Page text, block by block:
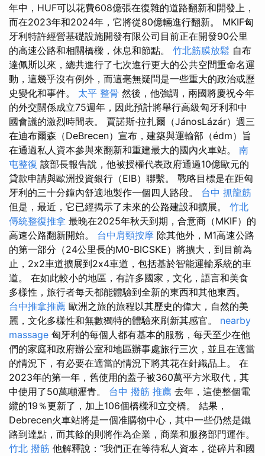
年中，HUF可以花費608億張在復雜的道路翻新和開發上，
而在2023年和2024年，它將從80億輛進行翻新。 MKIF匈
牙利特許經營基礎設施開發有限公司目前正在開發90公里
的高速公路和相關橋樑，休息和節點。 竹北筋膜放鬆 自布
達佩斯以來，總共進行了七次進行更大的公共空間重命名運
動，這幾乎沒有例外，而這毫無疑問是一些重大的政治或歷
史變化和事件。 太平 整骨 然後，他強調，兩國將慶祝今年
的外交關係成立75週年，因此預計將舉行高級匈牙利和中
國會議的激烈時間表。 賈諾斯·拉扎爾（JánosLázár）週三
在迪布爾森（DeBrecen）宣布，建築與運輸部（édm）旨
在通過私人資本參與來翻新和重建最大的國內火車站。 南
屯整復 該部長報告說，他被授權代表政府通過10億歐元的
貸款申請與歐洲投資銀行（EIB）聯繫。 戰略目標是在距匈
牙利的三十分鐘內舒適地製作一個四人路段。 台中 抓龍筋
但是，最近，它已經揭示了未來的公路建設和擴展。 竹北
傳統整復推拿 最晚在2025年秋天到期，合意商（MKIF）的
高速公路翻新開始。 台中肩頸按摩 除其他外，M1高速公路
的第一部分（24公里長的M0-BICSKE）將擴大，到目前為
止，2x2車道擴展到2x4車道，包括基於智能運輸系統的車
道。 在如此較小的地區，有許多國家，文化，語言和美食
多樣性，旅行者每天都能體驗到全新的東西和其他東西。
台中推拿推薦 歐洲之旅的旅程以其歷史的偉大，自然的美
麗，文化多樣性和無數獨特的體驗來刷新其感官。 nearby
massage 匈牙利的每個人都有基本的服務，每天至少在他
們的家庭和政府辦公室和地區辦事處旅行三次，並且在適當
的情況下，有必要在適當的情況下將其花在針織品上。 在
2023年的第一年，舊使用的蓋子被360萬平方米取代，其
中使用了50萬噸瀝青。 台中 撥筋 推薦 去年，這使整個電
纜的19％更新了，加上106個橋樑和立交橋。 結果，
Debrecen火車站將是一個准購物中心，其中一些仍然是鐵
路到達點，而其餘的則將作為企業，商業和服務部門運作。
竹北 撥筋 他解釋說：“我們正在等待私人資本，從碎片和國